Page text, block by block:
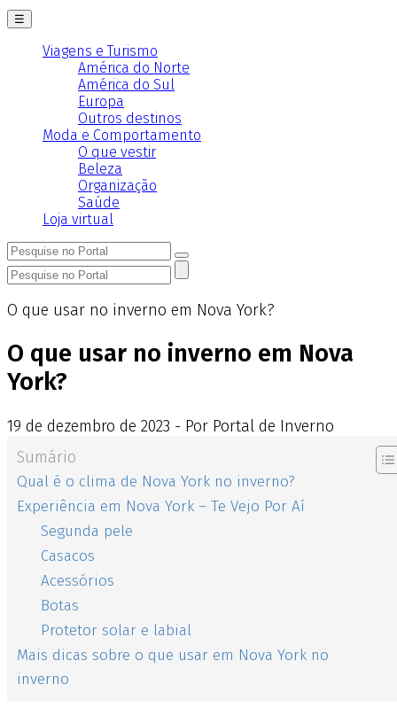
☰
Viagens e Turismo
América do Norte
América do Sul
Europa
Outros destinos
Moda e Comportamento
O que vestir
Beleza
Organização
Saúde
Loja virtual
O que usar no inverno em Nova York?
O que usar no inverno em Nova
York?
19 de dezembro de 2023 - Por Portal de Inverno
Sumário
Qual é o clima de Nova York no inverno?
Experiência em Nova York – Te Vejo Por Aí
Segunda pele
Casacos
Acessórios
Botas
Protetor solar e labial
Mais dicas sobre o que usar em Nova York no
inverno